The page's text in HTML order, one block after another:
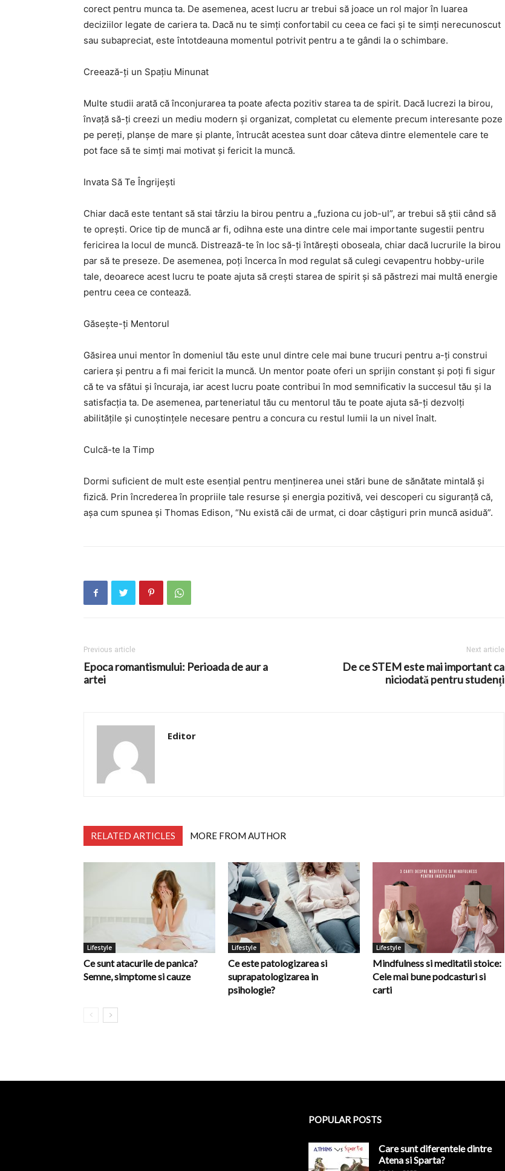
corect pentru munca ta. De asemenea, acest lucru ar trebui să joace un rol major în luarea
deciziilor legate de cariera ta. Dacă nu te simți confortabil cu ceea ce faci și te simți nerecunoscut
sau subapreciat, este întotdeauna momentul potrivit pentru a te gândi la o schimbare.
Creează-ți un Spațiu Minunat
Multe studii arată că înconjurarea ta poate afecta pozitiv starea ta de spirit. Dacă lucrezi la birou,
învață să-ți creezi un mediu modern și organizat, completat cu elemente precum interesante poze
pe pereți, planșe de mare și plante, întrucât acestea sunt doar câteva dintre elementele care te
pot face să te simți mai motivat și fericit la muncă.
Invata Să Te Îngrijești
Chiar dacă este tentant să stai târziu la birou pentru a „fuziona cu job-ul”, ar trebui să știi când să
te oprești. Orice tip de muncă ar fi, odihna este una dintre cele mai importante sugestii pentru
fericirea la locul de muncă. Distrează-te în loc să-ți întărești oboseala, chiar dacă lucrurile la birou
par să te preseze. De asemenea, poți încerca în mod regulat să culegi cevapentru hobby-urile
tale, deoarece acest lucru te poate ajuta să crești starea de spirit și să păstrezi mai multă energie
pentru ceea ce contează.
Găsește-ți Mentorul
Găsirea unui mentor în domeniul tău este unul dintre cele mai bune trucuri pentru a-ți construi
cariera și pentru a fi mai fericit la muncă. Un mentor poate oferi un sprijin constant și poți fi sigur
că te va sfătui și încuraja, iar acest lucru poate contribui în mod semnificativ la succesul tău și la
satisfacția ta. De asemenea, parteneriatul tău cu mentorul tău te poate ajuta să-ți dezvolți
abilitățile și cunoștințele necesare pentru a concura cu restul lumii la un nivel înalt.
Culcă-te la Timp
Dormi suficient de mult este esențial pentru menținerea unei stări bune de sănătate mintală și
fizică. Prin încrederea în propriile tale resurse și energia pozitivă, vei descoperi cu siguranță că,
așa cum spunea și Thomas Edison, “Nu există căi de urmat, ci doar câștiguri prin muncă asiduă”.
Previous article
Epoca romantismului: Perioada de aur a
artei
Next article
De ce STEM este mai important ca
niciodată pentru studenți
Editor
RELATED ARTICLES MORE FROM AUTHOR
Lifestyle
Ce sunt atacurile de panica?
Semne, simptome si cauze
Lifestyle
Ce este patologizarea si
suprapatologizarea in
psihologie?
Lifestyle
Mindfulness si meditatii stoice:
Cele mai bune podcasturi si
carti
POPULAR POSTS
Care sunt diferentele dintre
Atena si Sparta?